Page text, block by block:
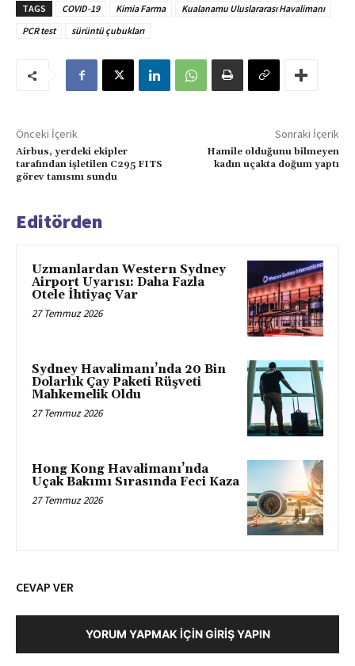
TAGS COVID-19 Kimia Farma
Kualanamu Uluslararası Havalimanı
PCR test
sürüntü çubukları
Önceki İçerik
Airbus, yerdeki ekipler
tarafından işletilen C295 FITS
görev tanısını sundu
Sonraki İçerik
Hamile olduğunu bilmeyen
kadın uçakta doğum yaptı
Editörden
Uzmanlardan Western Sydney
Airport Uyarısı: Daha Fazla
Otele İhtiyaç Var
27 Temmuz 2026
Sydney Havalimanı’nda 20 Bin
Dolarlık Çay Paketi Rüşveti
Mahkemelik Oldu
27 Temmuz 2026
Hong Kong Havalimanı’nda
Uçak Bakımı Sırasında Feci Kaza
27 Temmuz 2026
CEVAP VER
YORUM YAPMAK İÇIN GIRIŞ YAPIN